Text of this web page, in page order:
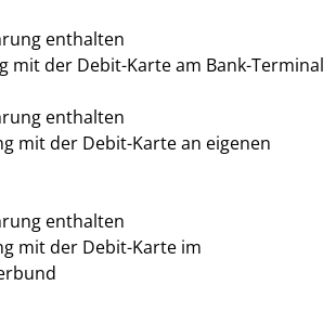
enthalten
mit der Debit-Karte am Bank-Terminal
enthalten
mit der Debit-Karte an eigenen
enthalten
mit der Debit-Karte im